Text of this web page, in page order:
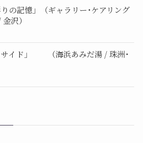
りの記憶」（ギャラリー･ケアリング
沢）
サイド」 （海浜あみだ湯 / 珠洲･